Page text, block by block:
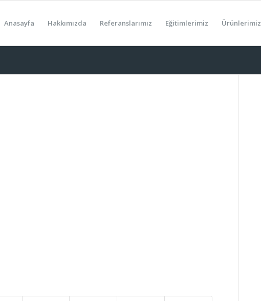
Anasayfa Hakkımızda Referanslarımız Eğitimlerimiz Ürünlerimiz